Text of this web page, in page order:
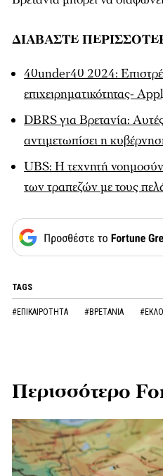
ΔΙΑΒΑΣΤΕ
40under40 2024:
επιχειρηματικότητας-
DBRS για Βρετανία:
αντιμετωπίσει η
UBS: Η τεχνητή
των τραπεζών με τους
TAGS
#ΕΠΙΚΑΙΡΟΤΗΤΑ #ΒΡΕΤΑΝΙΑ
Περισσότερο